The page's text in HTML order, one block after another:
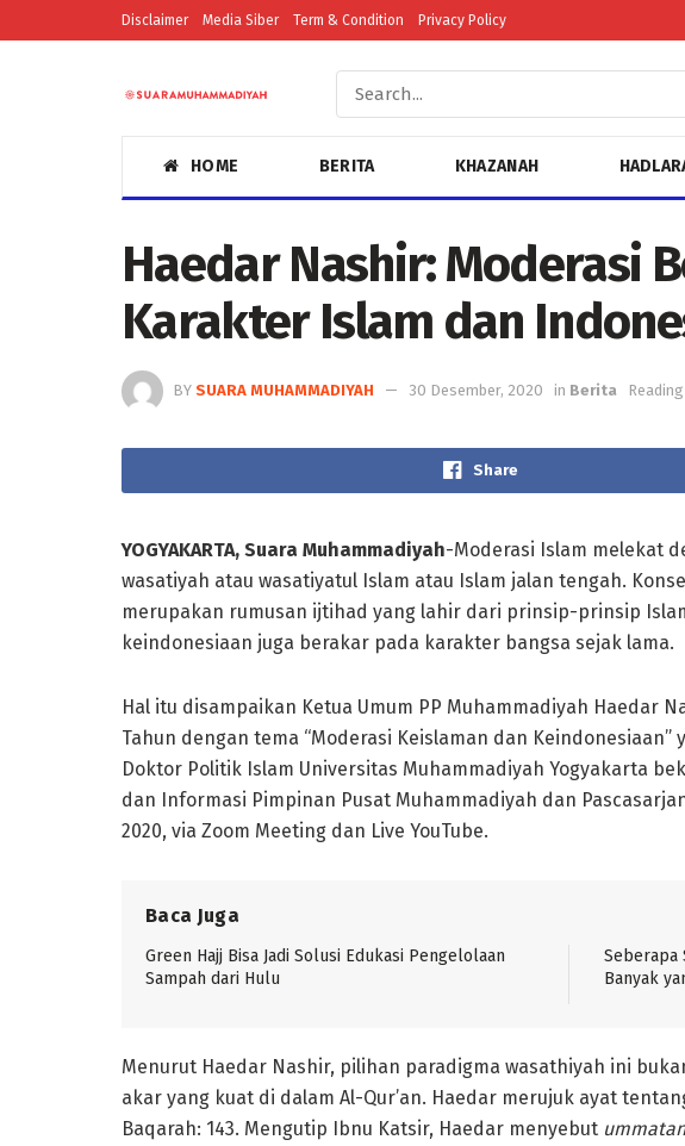
Disclaimer Media Siber Term & Condition Privacy Policy
HOME BERITA KHAZANAH
Haedar Nashir: Moderasi
Karakter Islam dan
BY SUARA MUHAMMADIYAH 30 Desember, 2020 in Berita
Share
YOGYAKARTA, Suara Muhammadiyah-Moderasi Islam melekat
wasatiyah atau wasatiyatul Islam atau Islam jalan tengah.
merupakan rumusan ijtihad yang lahir dari prinsip-prinsip
keindonesiaan juga berakar pada karakter bangsa sejak lama.
Hal itu disampaikan Ketua Umum PP Muhammadiyah Haedar
Tahun dengan tema “Moderasi Keislaman dan
Doktor Politik Islam Universitas Muhammadiyah Yogyakarta
dan Informasi Pimpinan Pusat Muhammadiyah dan
2020, via Zoom Meeting dan Live YouTube.
Baca Juga
Green Hajj Bisa Jadi Solusi Edukasi Pengelolaan
Sampah dari Hulu
Seberapa
Banyak
Menurut Haedar Nashir, pilihan paradigma wasathiyah ini
akar yang kuat di dalam Al-Qur’an. Haedar merujuk ayat
Baqarah: 143. Mengutip Ibnu Katsir, Haedar menyebut